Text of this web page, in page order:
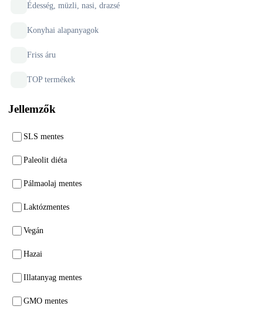
Édesség, müzli, nasi, drazsé
Konyhai alapanyagok
Friss áru
TOP termékek
Jellemzők
SLS mentes
Paleolit diéta
Pálmaolaj mentes
Laktózmentes
Vegán
Hazai
Illatanyag mentes
GMO mentes